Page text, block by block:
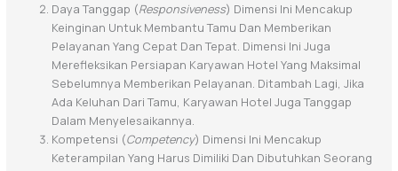
Daya Tanggap (Responsiveness) Dimensi Ini Mencakup
Keinginan Untuk Membantu Tamu Dan Memberikan
Pelayanan Yang Cepat Dan Tepat. Dimensi Ini Juga
Merefleksikan Persiapan Karyawan Hotel Yang Maksimal
Sebelumnya Memberikan Pelayanan. Ditambah Lagi, Jika
Ada Keluhan Dari Tamu, Karyawan Hotel Juga Tanggap
Dalam Menyelesaikannya.
Kompetensi (Competency) Dimensi Ini Mencakup
Keterampilan Yang Harus Dimiliki Dan Dibutuhkan Seorang